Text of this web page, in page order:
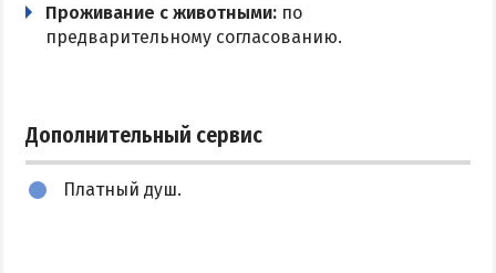
Проживание с животными: по
предварительному согласованию.
Дополнительный сервис
Платный душ.